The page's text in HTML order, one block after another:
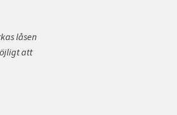
låsen
att